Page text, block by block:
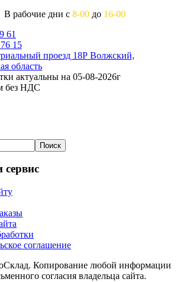
В рабочие дни с 8-00 до 16-00
61
15
проезд 18Р Волжский,
область
актуальны на 05-08-2026г
без НДС
Поиск
соглашение
Копирование любой информации
согласия владельца сайта.